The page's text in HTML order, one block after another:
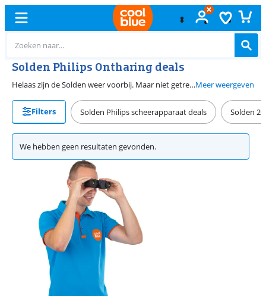
Solden Philips Ontharing deals
Helaas zijn de Solden weer voorbij. Maar niet getreurd, want bij Coolblue hebben we altijd de beste Philips ontharing deals voor jou. Zo ga je bijvoorbeeld voor een Philips IPL apparaat of een epilator. Bekijk ons assortiment en vind een Philips ontharingsproduct dat bij jou past.Meer weergeven
Filters Solden Philips scheerapparaat deals Solden
We hebben geen resultaten gevonden.